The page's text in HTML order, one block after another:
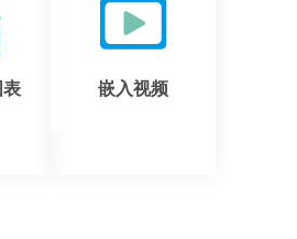
嵌入视频